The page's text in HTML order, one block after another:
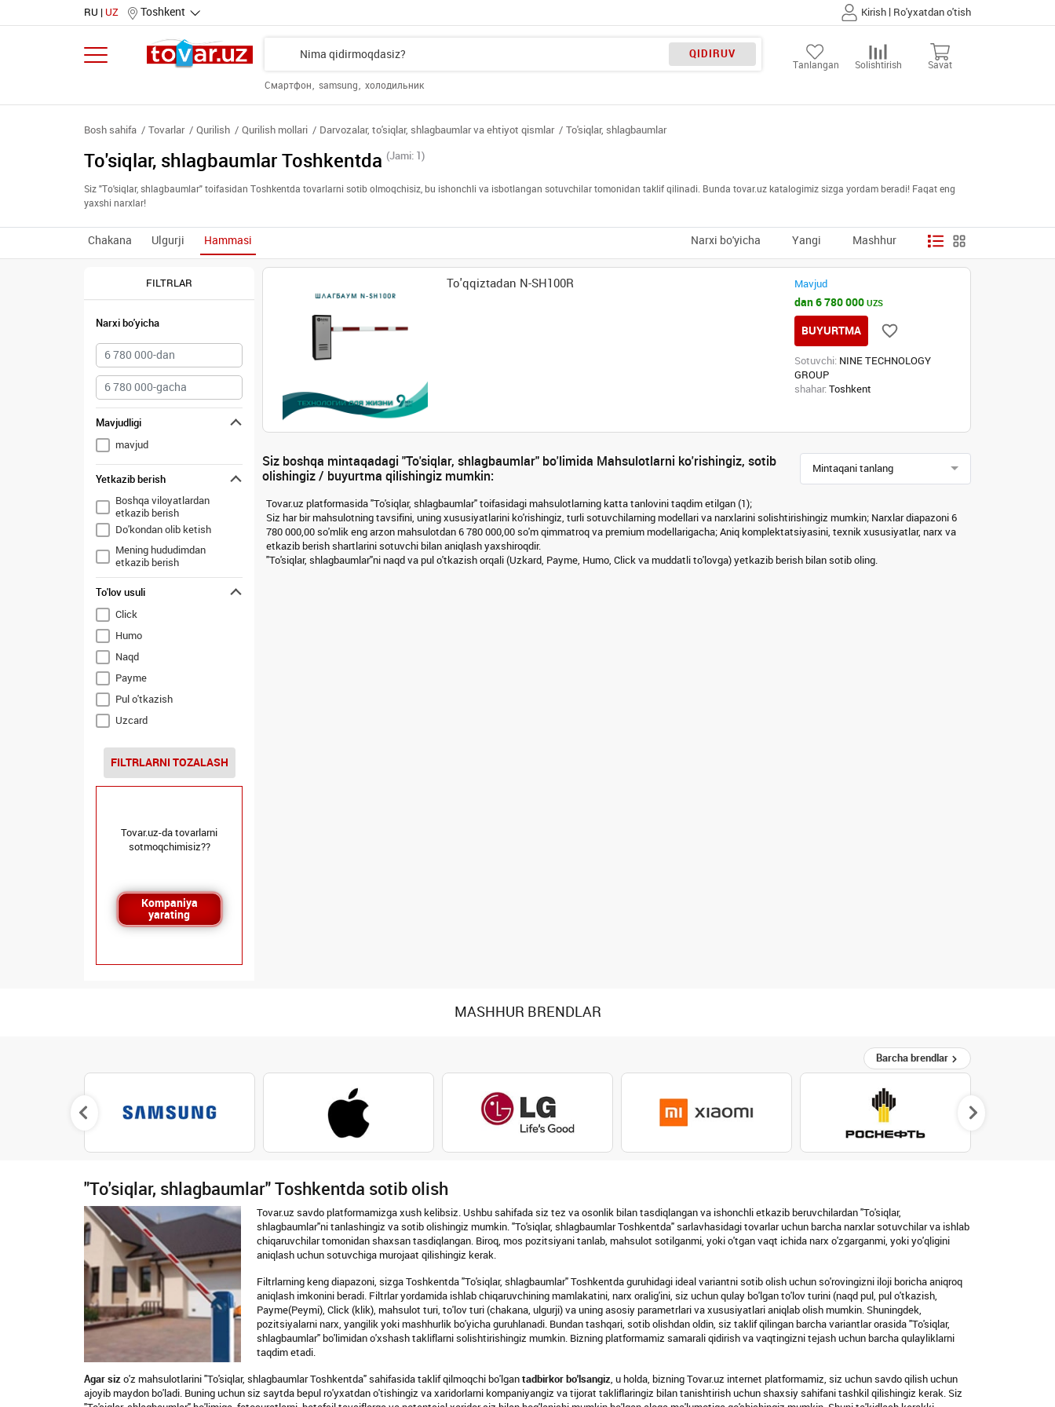
RU UZ Toshkent Kirish | Ro'yxatdan o'tish
QIDIRUV
Смартфон samsung холодильник
Tanlangan Solishtirish Savat
Bosh sahifa Tovarlar Qurilish Qurilish mollari Darvozalar, to'siqlar, shlagbaumlar va ehtiyot qismlar To'siqlar, shlagbaumlar
To'siqlar, shlagbaumlar Toshkentda (Jami: 1)
Siz "To'siqlar, shlagbaumlar" toifasidan Toshkentda tovarlarni sotib olmoqchisiz, bu ishonchli va isbotlangan sotuvchilar tomonidan taklif qilinadi. Bunda tovar.uz katalogimiz sizga yordam beradi! Faqat eng
yaxshi narxlar!
Chakana Ulgurji Hammasi Narxi bo'yicha Yangi Mashhur
FILTRLAR
Narxi bo'yicha
Mavjudligi
mavjud
Yetkazib berish
Boshqa viloyatlardan
etkazib berish
Do'kondan olib ketish
Mening hududimdan
etkazib berish
To'lov usuli
Click
Humo
Naqd
Payme
Pul o'tkazish
Uzcard
FILTRLARNI TOZALASH
Tovar.uz-da tovarlarni
sotmoqchimisiz??
Kompaniya
yarating
To'qqiztadan N-SH100R Mavjud
dan 6 780 000UZS
BUYURTMA
Sotuvchi: NINE TECHNOLOGY
GROUP
shahar: Toshkent
Siz boshqa mintaqadagi "To'siqlar, shlagbaumlar" bo'limida Mahsulotlarni ko'rishingiz, sotib
olishingiz / buyurtma qilishingiz mumkin:
Mintaqani tanlang
Tovar.uz platformasida "To'siqlar, shlagbaumlar" toifasidagi mahsulotlarning katta tanlovini taqdim etilgan (1);
Siz har bir mahsulotning tavsifini, uning xususiyatlarini ko'rishingiz, turli sotuvchilarning modellari va narxlarini solishtirishingiz mumkin; Narxlar diapazoni 6
780 000,00 so'mlik eng arzon mahsulotdan 6 780 000,00 so'm qimmatroq va premium modellarigacha; Aniq komplektatsiyasini, texnik xususiyatlar, narx va
etkazib berish shartlarini sotuvchi bilan aniqlash yaxshiroqdir.
"To'siqlar, shlagbaumlar"ni naqd va pul o'tkazish orqali (Uzkard, Payme, Humo, Click va muddatli to'lovga) yetkazib berish bilan sotib oling.
MASHHUR BRENDLAR
Barcha brendlar
"To'siqlar, shlagbaumlar" Toshkentda sotib olish
Tovar.uz savdo platformamizga xush kelibsiz. Ushbu sahifada siz tez va osonlik bilan tasdiqlangan va ishonchli etkazib beruvchilardan "To'siqlar,
shlagbaumlar"ni tanlashingiz va sotib olishingiz mumkin. "To'siqlar, shlagbaumlar Toshkentda" sarlavhasidagi tovarlar uchun barcha narxlar sotuvchilar va ishlab
chiqaruvchilar tomonidan shaxsan tasdiqlangan. Biroq, mos pozitsiyani tanlab, mahsulot sotilganmi, yoki o'tgan vaqt ichida narx o'zgarganmi, yoki yo'qligini
aniqlash uchun sotuvchiga murojaat qilishingiz kerak.
Filtrlarning keng diapazoni, sizga Toshkentda "To'siqlar, shlagbaumlar" Toshkentda guruhidagi ideal variantni sotib olish uchun so'rovingizni iloji boricha aniqroq
aniqlash imkonini beradi. Filtrlar yordamida ishlab chiqaruvchining mamlakatini, narx oralig'ini, siz uchun qulay bo'lgan to'lov turini (naqd pul, pul o'tkazish,
Payme(Peymi), Click (klik), mahsulot turi, to'lov turi (chakana, ulgurji) va uning asosiy parametrlari va xususiyatlari aniqlab olish mumkin. Shuningdek,
pozitsiyalarni narx, yangilik yoki mashhurlik bo'yicha guruhlanadi. Bundan tashqari, sotib olishdan oldin, siz taklif qilingan barcha variantlar orasida "To'siqlar,
shlagbaumlar" bo'limidan o'xshash takliflarni solishtirishingiz mumkin. Bizning platformamiz samarali qidirish va vaqtingizni tejash uchun barcha qulayliklarni
taqdim etadi.
Agar siz o'z mahsulotlarini "To'siqlar, shlagbaumlar Toshkentda" sahifasida taklif qilmoqchi bo'lgan tadbirkor bo'lsangiz, u holda, bizning Tovar.uz internet platformamiz, siz uchun savdo qilish uchun
ajoyib maydon bo'ladi. Buning uchun siz saytda bepul ro'yxatdan o'tishingiz va xaridorlarni kompaniyangiz va tijorat takliflaringiz bilan tanishtirish uchun shaxsiy sahifani tashkil qilishingiz kerak. Siz